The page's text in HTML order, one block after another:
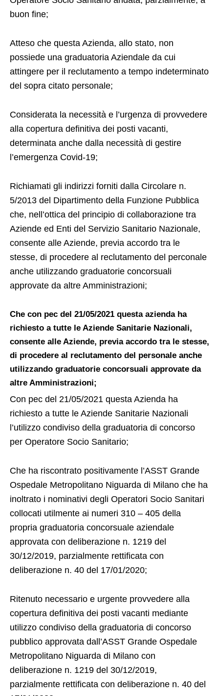
buon fine;
Atteso che questa Azienda, allo stato, non
possiede una graduatoria Aziendale da cui
attingere per il reclutamento a tempo indeterminato
del sopra citato personale;
Considerata la necessità e l’urgenza di provvedere
alla copertura definitiva dei posti vacanti,
determinata anche dalla necessità di gestire
l’emergenza Covid-19;
Richiamati gli indirizzi forniti dalla Circolare n.
5/2013 del Dipartimento della Funzione Pubblica
che, nell’ottica del principio di collaborazione tra
Aziende ed Enti del Servizio Sanitario Nazionale,
consente alle Aziende, previa accordo tra le
stesse, di procedere al reclutamento del perconale
anche utilizzando graduatorie concorsuali
approvate da altre Amministrazioni;
Che con pec del 21/05/2021 questa azienda ha
richiesto a tutte le Aziende Sanitarie Nazionali,
consente alle Aziende, previa accordo tra le stesse,
di procedere al reclutamento del personale anche
utilizzando graduatorie concorsuali approvate da
altre Amministrazioni;
Con pec del 21/05/2021 questa Azienda ha
richiesto a tutte le Aziende Sanitarie Nazionali
l’utilizzo condiviso della graduatoria di concorso
per Operatore Socio Sanitario;
Che ha riscontrato positivamente l’ASST Grande
Ospedale Metropolitano Niguarda di Milano che ha
inoltrato i nominativi degli Operatori Socio Sanitari
collocati utilmente ai numeri 310 – 405 della
propria graduatoria concorsuale aziendale
approvata con deliberazione n. 1219 del
30/12/2019, parzialmente rettificata con
deliberazione n. 40 del 17/01/2020;
Ritenuto necessario e urgente provvedere alla
copertura definitiva dei posti vacanti mediante
utilizzo condiviso della graduatoria di concorso
pubblico approvata dall’ASST Grande Ospedale
Metropolitano Niguarda di Milano con
deliberazione n. 1219 del 30/12/2019,
parzialmente rettificata con deliberazione n. 40 del